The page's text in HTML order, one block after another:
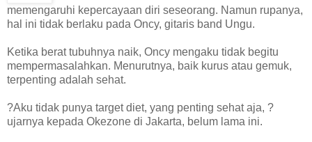
memengaruhi kepercayaan diri seseorang. Namun rupanya,
hal ini tidak berlaku pada Oncy, gitaris band Ungu.
Ketika berat tubuhnya naik, Oncy mengaku tidak begitu
mempermasalahkan. Menurutnya, baik kurus atau gemuk,
terpenting adalah sehat.
?Aku tidak punya target diet, yang penting sehat aja, ?
ujarnya kepada Okezone di Jakarta, belum lama ini.